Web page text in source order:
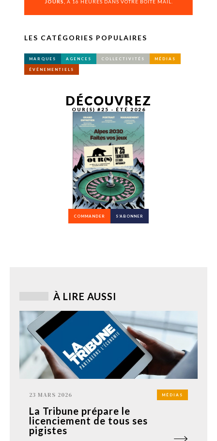
JOURS, À 16 HEURES DANS VOTRE BOÎTE MAIL.
LES CATÉGORIES POPULAIRES
MARQUES AGENCES COLLECTIVITÉS MÉDIAS
ÉVÉNEMENTIELS
DÉCOUVREZ
OUR(S) #25 - ÉTÉ 2026
COMMANDER S’ABONNER
À LIRE AUSSI
23 MARS 2026 MÉDIAS
La Tribune prépare le
licenciement de tous ses
pigistes